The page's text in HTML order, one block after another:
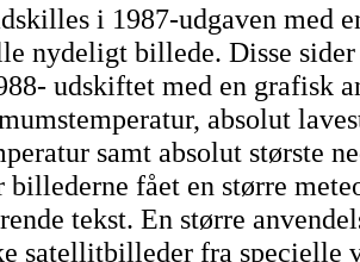
i 1987-udgaven med
nydeligt billede. Disse
udskiftet med en grafisk
absolut
samt absolut største
billederne fået en større
tekst. En større
satellitbilleder fra specielle